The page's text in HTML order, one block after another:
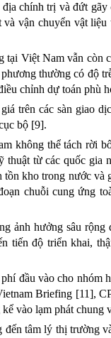
chính trị và đứt
vận chuyển vật
Việt Nam vẫn còn
thường có độ
chỉnh dự toán phù
trên các sàn giao
bộ [9].
không thể tách rời
từ các quốc gia
tồn kho trong nước
chuỗi cung ứng
ảnh hưởng sâu
tiến độ triển khai,
đầu vào cho nhóm
Briefing [11],
vào lạm phát
đến tâm lý thị trường